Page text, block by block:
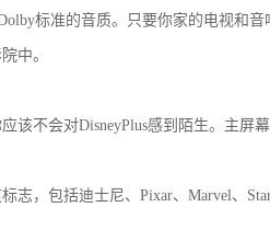
标准的音质。只要你家的电视和
中。
该不会对DisneyPlus感到陌生。主屏
志，包括迪士尼、Pixar、Marvel、